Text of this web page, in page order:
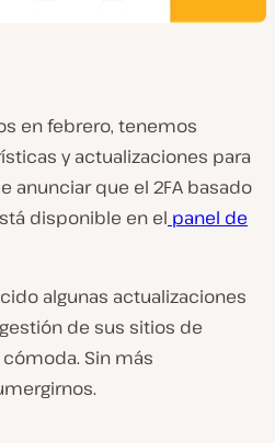
en febrero, tenemos
y actualizaciones para
anunciar que el 2FA basado
disponible en el panel de
algunas actualizaciones
de sus sitios de
Sin más